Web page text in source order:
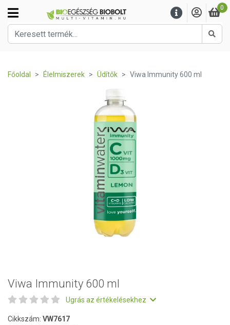
0
Főoldal Élelmiszerek Üdítők Viwa Immunity 600 ml
Viwa Immunity 600 ml
Ugrás az értékelésekhez
Cikkszám: VW7617